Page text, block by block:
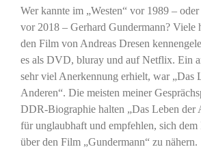
Wer kannte im „Westen“ vor 1989 –
vor 2018 – Gerhard Gundermann? Viele
den Film von Andreas Dresen
es als DVD, bluray und auf Netflix. Ein
sehr viel Anerkennung erhielt, war „Das
Anderen“. Die meisten meiner
DDR-Biographie halten „Das Leben der
für unglaubhaft und empfehlen, sich dem
über den Film „Gundermann“ zu nähern.